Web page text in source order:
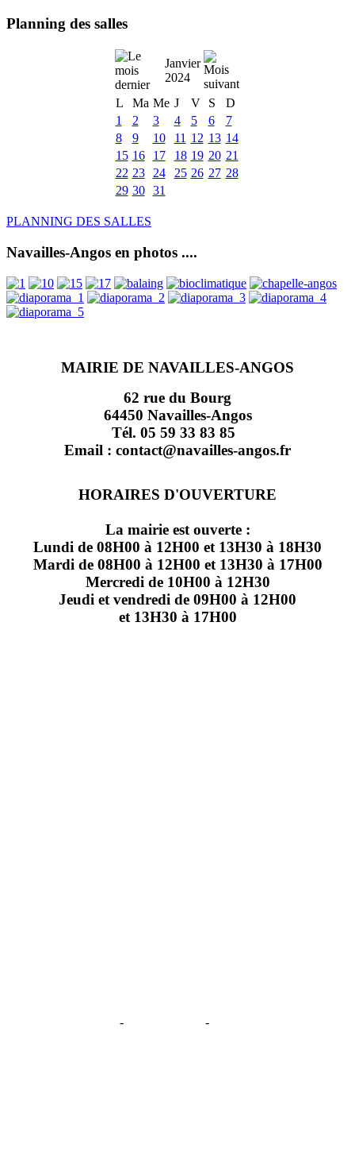
Planning des salles
Janvier
2024
L
Ma Me J V S
D
1
2 3 4 5 6
7
8
9 10 11 12 13 14
15 16 17 18 19 20 21
22 23 24 25 26 27 28
29 30 31
PLANNING DES SALLES
Navailles-Angos en photos ....
MAIRIE DE NAVAILLES-ANGOS
62 rue du Bourg
64450 Navailles-Angos
Tél. 05 59 33 83 85
Email : contact@navailles-angos.fr
HORAIRES D'OUVERTURE
La mairie est ouverte :
Lundi de 08H00 à 12H00 et 13H30 à 18H30
Mardi de 08H00 à 12H00 et 13H30 à 17H00
Mercredi de 10H00 à 12H30
Jeudi et vendredi de 09H00 à 12H00
et 13H30 à 17H00
- -